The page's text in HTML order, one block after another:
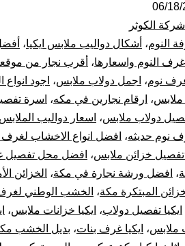
بمكة
فك
و
تركيب
غرف
نوم
دولاب
06/18/
الكوثر
النوم، أشكال دواليب ملابس ايكيا،
النوم واسعارها، أقرب نجار من
نوم، اجمل دولاب ملابس، اجود
، ارقام نجارين في مكه، اسرة
دولاب ملابس، اسعار دواليب الملابس
نوم حديثه، افضل انواع الاخشاب لغرف
خزائن ملابس، افضل محل تفصيل
، افضل ورشة نجارة في مكة، الخزائن
المبتكرة مكة، الخشب الوطني
ايكيا تفصيل دولاب، ايكيا خزانات ملابس،
ملابس، ايكيا غرف بنات، بديل الخشب